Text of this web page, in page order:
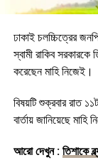
ঢাকাই চলচ্চিত্রের
স্বামী রাকিব
করেছেন মাহি নিজেই।
বিষয়টি শুক্রবার রাত
বার্তায় জানিয়েছে
আরো দেখুন : তিশাকে